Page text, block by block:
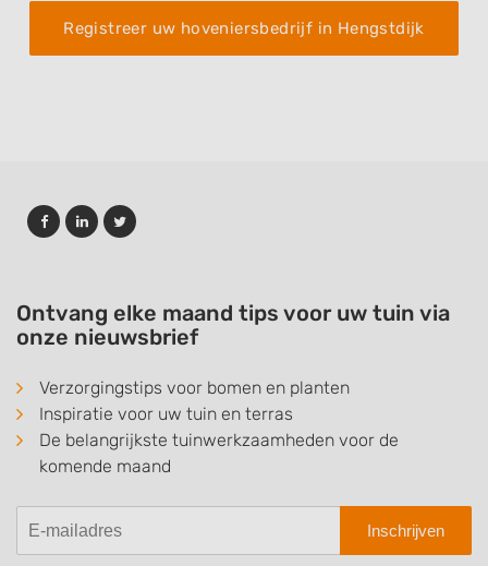
Registreer uw hoveniersbedrijf in Hengstdijk
Ontvang elke maand tips voor uw tuin via
onze nieuwsbrief
Verzorgingstips voor bomen en planten
Inspiratie voor uw tuin en terras
De belangrijkste tuinwerkzaamheden voor de
komende maand
Inschrijven